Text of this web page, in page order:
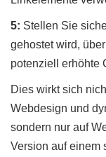
5: Stellen Sie
gehostet wird,
potenziell erhöhte
Dies wirkt sich
Webdesign und
sondern nur auf
Version auf einem